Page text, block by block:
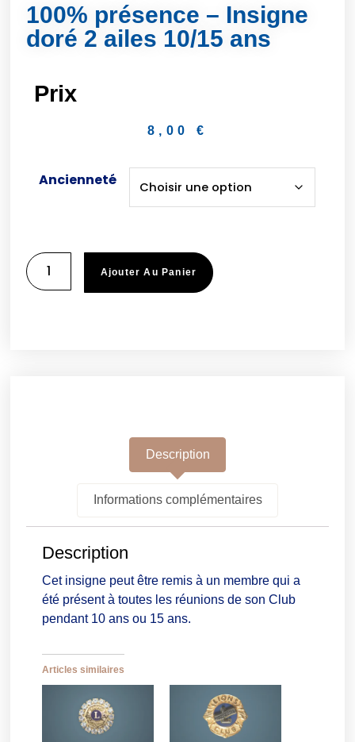
100% présence – Insigne
doré 2 ailes 10/15 ans
Prix
8,00 €
Ancienneté
Ajouter Au Panier
Description
Informations complémentaires
Description
Cet insigne peut être remis à un membre qui a
été présent à toutes les réunions de son Club
pendant 10 ans ou 15 ans.
Articles similaires